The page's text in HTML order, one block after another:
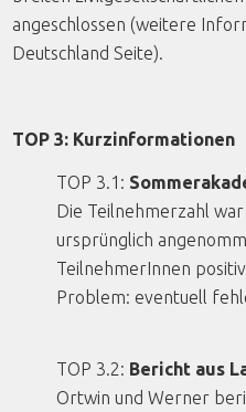
angeschlossen (weitere
Deutschland Seite).
TOP 3: Kurzinformationen
TOP 3.1:
Die Teilnehmerzahl
ursprünglich
TeilnehmerInnen
Problem: eventuell
TOP 3.2: Bericht aus
Ortwin und Werner